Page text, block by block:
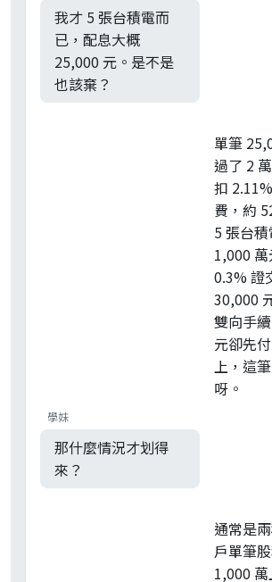
我才 5 張台積電而
已，配息大概
25,000 元。是不是
也該棄？
單筆
過了 2
扣
費，約
5 張台
1,000
0.3% 證
30,000
雙向手
元卻先
上，這
呀。
學妹
那什麼情況才划得
來？
通常是
戶單筆
1,000